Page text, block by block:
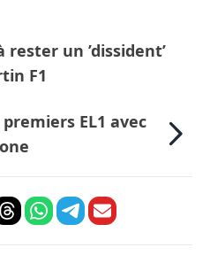
un ’dissident’
F1
EL1 avec